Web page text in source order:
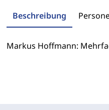
Beschreibung
Markus Hoffmann: